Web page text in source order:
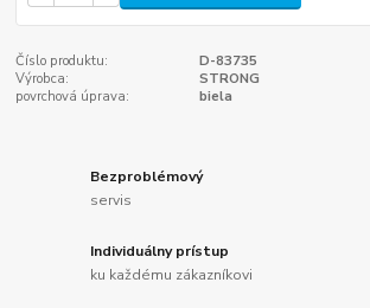
Číslo produktu:
D-83735
Výrobca:
STRONG
povrchová úprava:
biela
Bezproblémový
servis
Individuálny prístup
ku každému zákazníkovi